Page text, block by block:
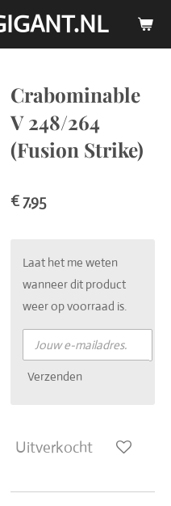
Crabominable
V 248/264
(Fusion Strike)
€ 7,95
Laat het me weten
wanneer dit product
weer op voorraad is.
Verzenden
Uitverkocht